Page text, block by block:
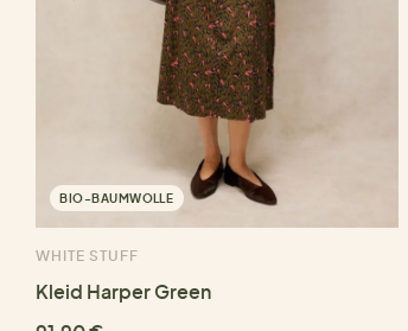
BIO-BAUMWOLLE
WHITE STUFF
Kleid Harper Green